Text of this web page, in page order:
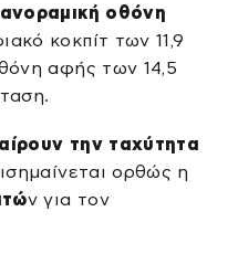
οθόνη
κοκπίτ των 11,9
αφής των 14,5
την ταχύτητα
ορθώς η
ν για τον